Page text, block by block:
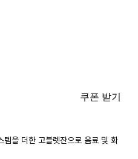
쿠폰 받기
을 더한 고블렛잔으로 음료 및 화